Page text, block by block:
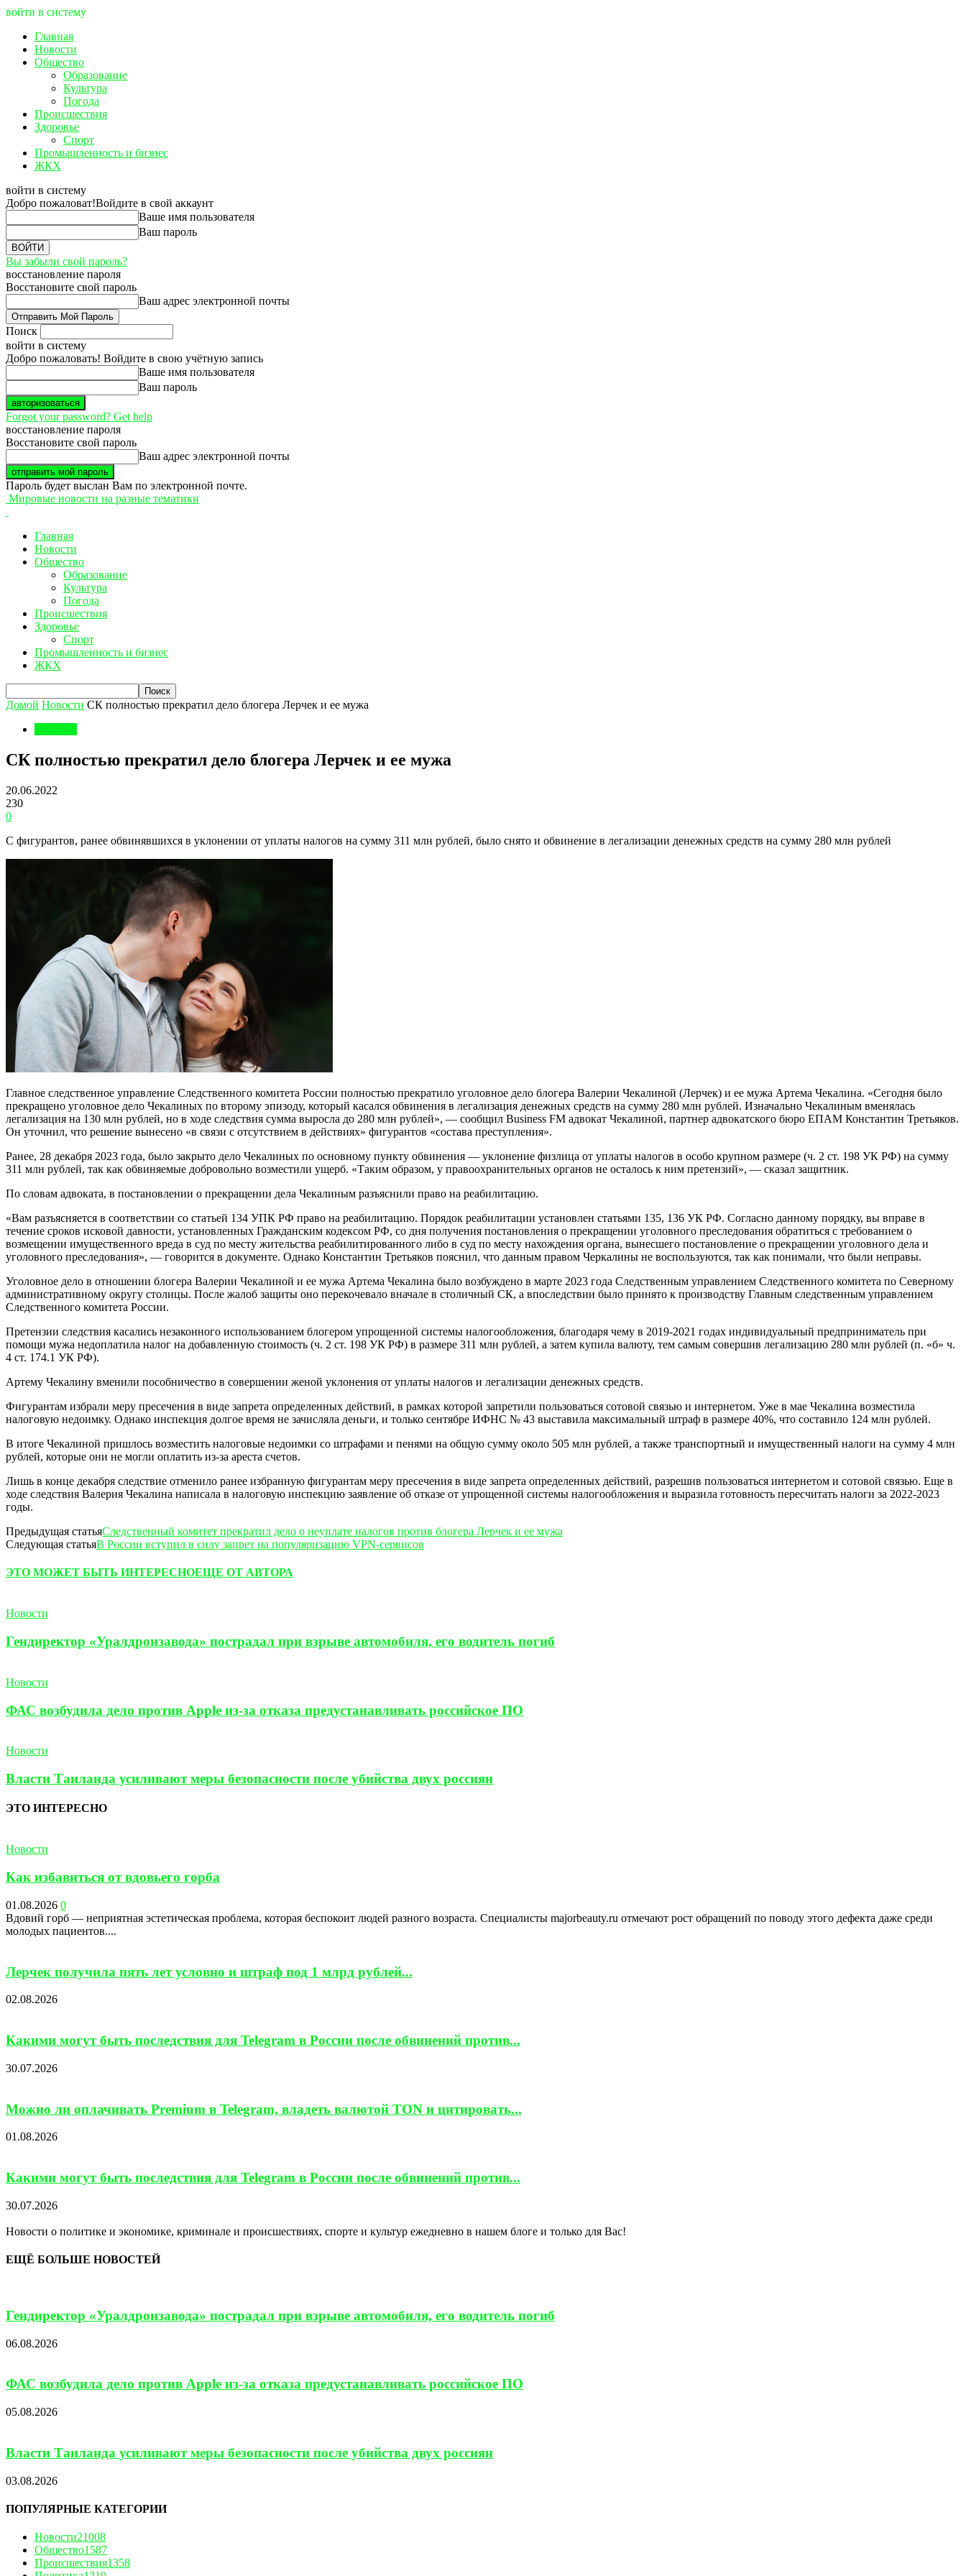
войти в систему
Главная
Новости
Общество
Образование
Культура
Погода
Происшествия
Здоровье
Спорт
Промышленность и бизнес
ЖКХ
войти в систему
Добро пожаловат!Войдите в свой аккаунт
Ваше имя пользователя
Ваш пароль
Вы забыли свой пароль?
восстановление пароля
Восстановите свой пароль
Ваш адрес электронной почты
Поиск
войти в систему
Добро пожаловать! Войдите в свою учётную запись
Ваше имя пользователя
Ваш пароль
Forgot your password? Get help
восстановление пароля
Восстановите свой пароль
Ваш адрес электронной почты
Пароль будет выслан Вам по электронной почте.
Мировые новости на разные тематики
Главная
Новости
Общество
Образование
Культура
Погода
Происшествия
Здоровье
Спорт
Промышленность и бизнес
ЖКХ
Домой Новости СК полностью прекратил дело блогера Лерчек и ее мужа
СК полностью прекратил дело блогера Лерчек и ее мужа
20.06.2022
230
0
С фигурантов, ранее обвинявшихся в уклонении от уплаты налогов на сумму 311 млн рублей, было снято и обвинение в легализации денежных средств на сумму 280 млн рублей
Главное следственное управление Следственного комитета России полностью прекратило уголовное дело блогера Валерии Чекалиной (Лерчек) и ее мужа Артема Чекалина. «Сегодня было
прекращено уголовное дело Чекалиных по второму эпизоду, который касался обвинения в легализация денежных средств на сумму 280 млн рублей. Изначально Чекалиным вменялась
легализация на 130 млн рублей, но в ходе следствия сумма выросла до 280 млн рублей», — сообщил Business FM адвокат Чекалиной, партнер адвокатского бюро ЕПАМ Константин Третьяков.
Он уточнил, что решение вынесено «в связи с отсутствием в действиях» фигурантов «состава преступления».
Ранее, 28 декабря 2023 года, было закрыто дело Чекалиных по основному пункту обвинения — уклонение физлица от уплаты налогов в особо крупном размере (ч. 2 ст. 198 УК РФ) на сумму
311 млн рублей, так как обвиняемые добровольно возместили ущерб. «Таким образом, у правоохранительных органов не осталось к ним претензий», — сказал защитник.
По словам адвоката, в постановлении о прекращении дела Чекалиным разъяснили право на реабилитацию.
«Вам разъясняется в соответствии со статьей 134 УПК РФ право на реабилитацию. Порядок реабилитации установлен статьями 135, 136 УК РФ. Согласно данному порядку, вы вправе в
течение сроков исковой давности, установленных Гражданским кодексом РФ, со дня получения постановления о прекращении уголовного преследования обратиться с требованием о
возмещении имущественного вреда в суд по месту жительства реабилитированного либо в суд по месту нахождения органа, вынесшего постановление о прекращении уголовного дела и
уголовного преследования», — говорится в документе. Однако Константин Третьяков пояснил, что данным правом Черкалины не воспользуются, так как понимали, что были неправы.
Уголовное дело в отношении блогера Валерии Чекалиной и ее мужа Артема Чекалина было возбуждено в марте 2023 года Следственным управлением Следственного комитета по Северному
административному округу столицы. После жалоб защиты оно перекочевало вначале в столичный СК, а впоследствии было принято к производству Главным следственным управлением
Следственного комитета России.
Претензии следствия касались незаконного использованием блогером упрощенной системы налогообложения, благодаря чему в 2019-2021 годах индивидуальный предприниматель при
помощи мужа недоплатила налог на добавленную стоимость (ч. 2 ст. 198 УК РФ) в размере 311 млн рублей, а затем купила валюту, тем самым совершив легализацию 280 млн рублей (п. «б» ч.
4 ст. 174.1 УК РФ).
Артему Чекалину вменили пособничество в совершении женой уклонения от уплаты налогов и легализации денежных средств.
Фигурантам избрали меру пресечения в виде запрета определенных действий, в рамках которой запретили пользоваться сотовой связью и интернетом. Уже в мае Чекалина возместила
налоговую недоимку. Однако инспекция долгое время не зачисляла деньги, и только сентябре ИФНС № 43 выставила максимальный штраф в размере 40%, что составило 124 млн рублей.
В итоге Чекалиной пришлось возместить налоговые недоимки со штрафами и пенями на общую сумму около 505 млн рублей, а также транспортный и имущественный налоги на сумму 4 млн
рублей, которые они не могли оплатить из-за ареста счетов.
Лишь в конце декабря следствие отменило ранее избранную фигурантам меру пресечения в виде запрета определенных действий, разрешив пользоваться интернетом и сотовой связью. Еще в
ходе следствия Валерия Чекалина написала в налоговую инспекцию заявление об отказе от упрощенной системы налогообложения и выразила готовность пересчитать налоги за 2022-2023
годы.
Предыдущая статьяСледственный комитет прекратил дело о неуплате налогов против блогера Лерчек и ее мужа
Следующая статьяВ России вступил в силу запрет на популяризацию VPN-сервисов
ЭТО МОЖЕТ БЫТЬ ИНТЕРЕСНОЕЩЕ ОТ АВТОРА
Новости
Гендиректор «Уралдронзавода» пострадал при взрыве автомобиля, его водитель погиб
Новости
ФАС возбудила дело против Apple из-за отказа предустанавливать российское ПО
Новости
Власти Таиланда усиливают меры безопасности после убийства двух россиян
ЭТО ИНТЕРЕСНО
Новости
Как избавиться от вдовьего горба
01.08.2026 0
Вдовий горб — неприятная эстетическая проблема, которая беспокоит людей разного возраста. Специалисты majorbeauty.ru отмечают рост обращений по поводу этого дефекта даже среди
молодых пациентов....
Лерчек получила пять лет условно и штраф под 1 млрд рублей...
02.08.2026
Какими могут быть последствия для Telegram в России после обвинений против...
30.07.2026
Можно ли оплачивать Premium в Telegram, владеть валютой TON и цитировать...
01.08.2026
Какими могут быть последствия для Telegram в России после обвинений против...
30.07.2026
Новости о политике и экономике, криминале и происшествиях, спорте и культур ежедневно в нашем блоге и только для Вас!
ЕЩЁ БОЛЬШЕ НОВОСТЕЙ
Гендиректор «Уралдронзавода» пострадал при взрыве автомобиля, его водитель погиб
06.08.2026
ФАС возбудила дело против Apple из-за отказа предустанавливать российское ПО
05.08.2026
Власти Таиланда усиливают меры безопасности после убийства двух россиян
03.08.2026
ПОПУЛЯРНЫЕ КАТЕГОРИИ
Новости21008
Общество1587
Происшествия1358